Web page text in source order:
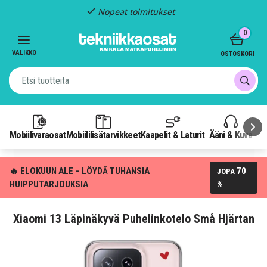
Nopeat toimitukset
VALIKKO
MobiilivaraosatMobiililisätarvikkeetKaapelit & Laturit Ääni & Kuva
0
OSTOSKORI
🔥 ELOKUUN ALE – LÖYDÄ TUHANSIA
HUIPPUTARJOUKSIA
JOPA 70
%
Xiaomi 13 Läpinäkyvä Puhelinkotelo Små Hjärtan